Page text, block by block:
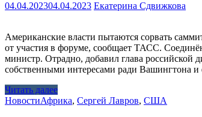
04.04.202304.04.2023 Екатерина Сдвижкова
Американские власти пытаются сорвать
от участия в форуме, сообщает ТАСС.
министр. Отрадно, добавил глава российской
собственными интересами ради Вашингтона и
Читать далее
НовостиАфрика, Сергей Лавров, США